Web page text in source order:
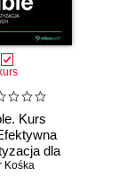
Kurs
dla
Kośka